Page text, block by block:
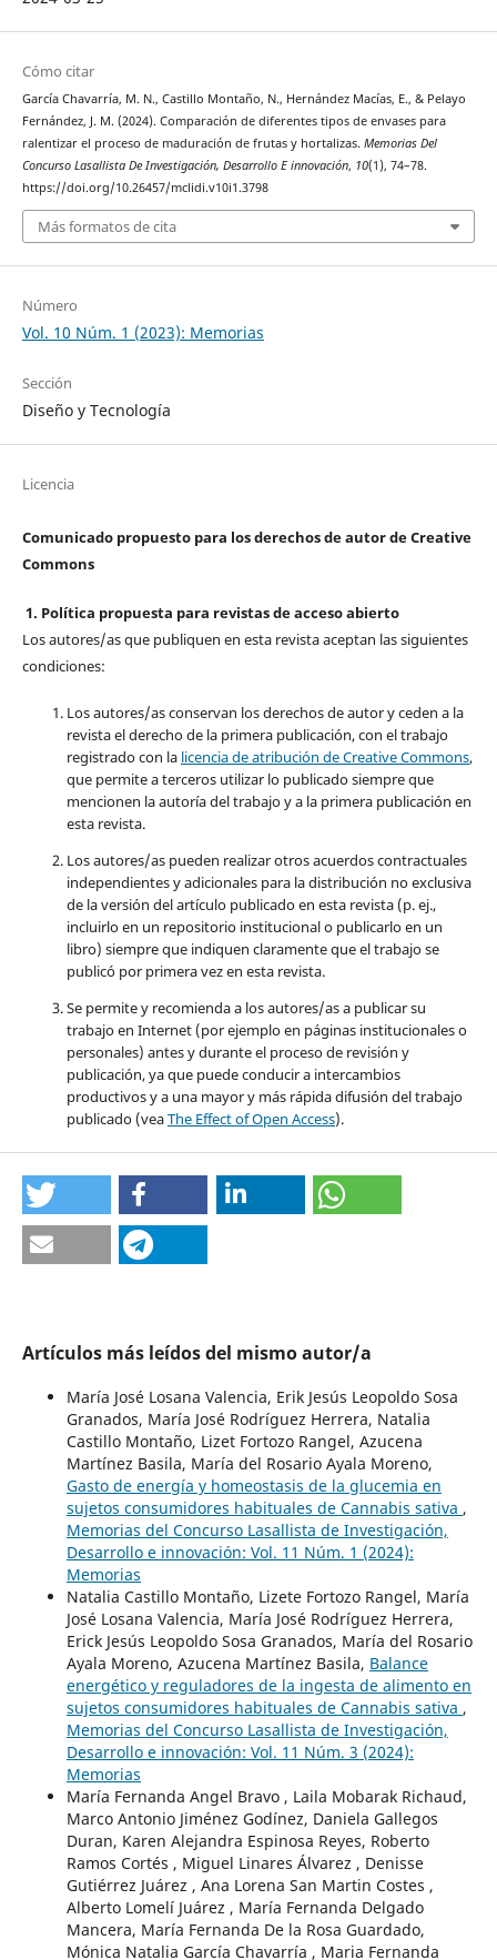
Cómo citar
García Chavarría, M. N., Castillo Montaño, N., Hernández Macías, E., & Pelayo
Fernández, J. M. (2024). Comparación de diferentes tipos de envases para
ralentizar el proceso de maduración de frutas y hortalizas. Memorias Del
Concurso Lasallista De Investigación, Desarrollo E innovación, 10(1), 74–78.
https://doi.org/10.26457/mclidi.v10i1.3798
Más formatos de cita
Número
Vol. 10 Núm. 1 (2023): Memorias
Sección
Diseño y Tecnología
Licencia
Comunicado propuesto para los derechos de autor de Creative
Commons
1. Política propuesta para revistas de acceso abierto
Los autores/as que publiquen en esta revista aceptan las siguientes
condiciones:
Los autores/as conservan los derechos de autor y ceden a la
revista el derecho de la primera publicación, con el trabajo
registrado con la licencia de atribución de Creative Commons,
que permite a terceros utilizar lo publicado siempre que
mencionen la autoría del trabajo y a la primera publicación en
esta revista.
Los autores/as pueden realizar otros acuerdos contractuales
independientes y adicionales para la distribución no exclusiva
de la versión del artículo publicado en esta revista (p. ej.,
incluirlo en un repositorio institucional o publicarlo en un
libro) siempre que indiquen claramente que el trabajo se
publicó por primera vez en esta revista.
Se permite y recomienda a los autores/as a publicar su
trabajo en Internet (por ejemplo en páginas institucionales o
personales) antes y durante el proceso de revisión y
publicación, ya que puede conducir a intercambios
productivos y a una mayor y más rápida difusión del trabajo
publicado (veaThe Effect of Open Access).
Artículos más leídos del mismo autor/a
María José Losana Valencia, Erik Jesús Leopoldo Sosa
Granados, María José Rodríguez Herrera, Natalia
Castillo Montaño, Lizet Fortozo Rangel, Azucena
Martínez Basila, María del Rosario Ayala Moreno,
Gasto de energía y homeostasis de la glucemia en
sujetos consumidores habituales de Cannabis sativa ,
Memorias del Concurso Lasallista de Investigación,
Desarrollo e innovación: Vol. 11 Núm. 1 (2024):
Memorias
Natalia Castillo Montaño, Lizete Fortozo Rangel, María
José Losana Valencia, María José Rodríguez Herrera,
Erick Jesús Leopoldo Sosa Granados, María del Rosario
Ayala Moreno, Azucena Martínez Basila, Balance
energético y reguladores de la ingesta de alimento en
sujetos consumidores habituales de Cannabis sativa ,
Memorias del Concurso Lasallista de Investigación,
Desarrollo e innovación: Vol. 11 Núm. 3 (2024):
Memorias
María Fernanda Angel Bravo , Laila Mobarak Richaud,
Marco Antonio Jiménez Godínez, Daniela Gallegos
Duran, Karen Alejandra Espinosa Reyes, Roberto
Ramos Cortés , Miguel Linares Álvarez , Denisse
Gutiérrez Juárez , Ana Lorena San Martin Costes ,
Alberto Lomelí Juárez , María Fernanda Delgado
Mancera, María Fernanda De la Rosa Guardado,
Mónica Natalia García Chavarría , Maria Fernanda